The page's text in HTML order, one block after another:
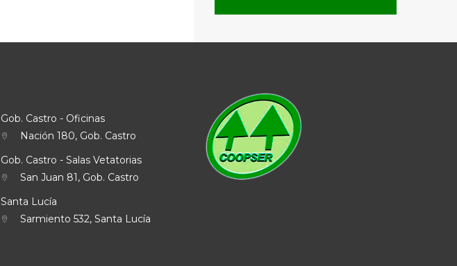
Gob. Castro - Oficinas
Nación 180, Gob. Castro
Gob. Castro - Salas Vetatorias
San Juan 81, Gob. Castro
Santa Lucía
Sarmiento 532, Santa Lucía